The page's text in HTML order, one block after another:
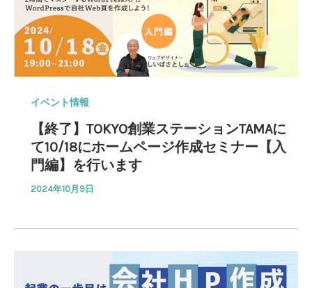
イベント情報
【終了】TOKYO創業ステーションTAMAに
て10/18にホームページ作成セミナー【入
門編】を行います
2024年10月9日